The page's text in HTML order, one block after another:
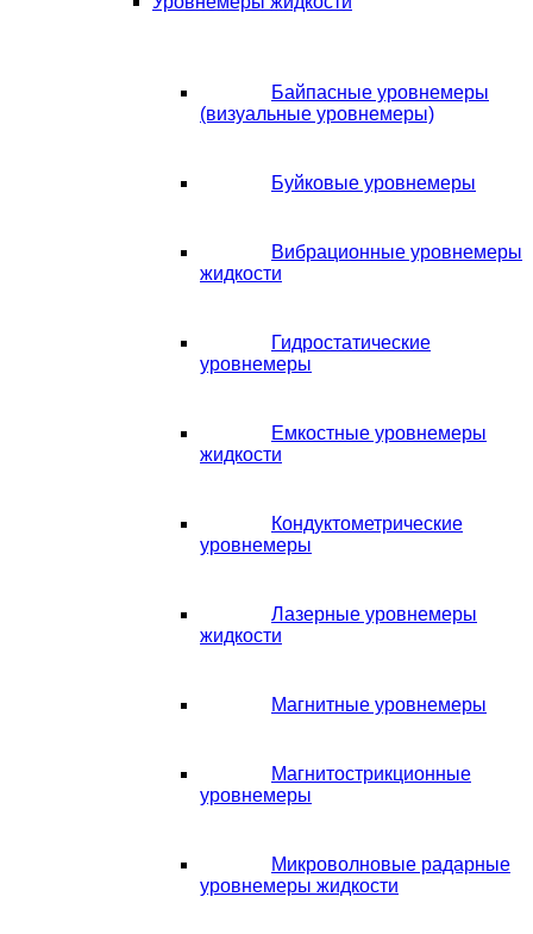
Байпасные уровнемеры
(визуальные уровнемеры)
Буйковые уровнемеры
Вибрационные уровнемеры
жидкости
Гидростатические
уровнемеры
Емкостные уровнемеры
жидкости
Кондуктометрические
уровнемеры
Лазерные уровнемеры
жидкости
Магнитные уровнемеры
Магнитострикционные
уровнемеры
Микроволновые радарные
уровнемеры жидкости